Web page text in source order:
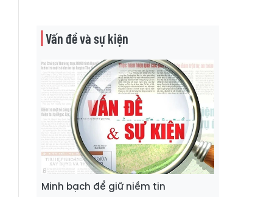
Vấn đề và sự kiện
Minh bạch để giữ niềm tin